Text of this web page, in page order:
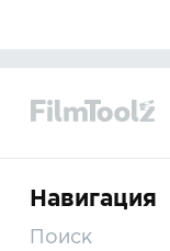
Навигация
Поиск